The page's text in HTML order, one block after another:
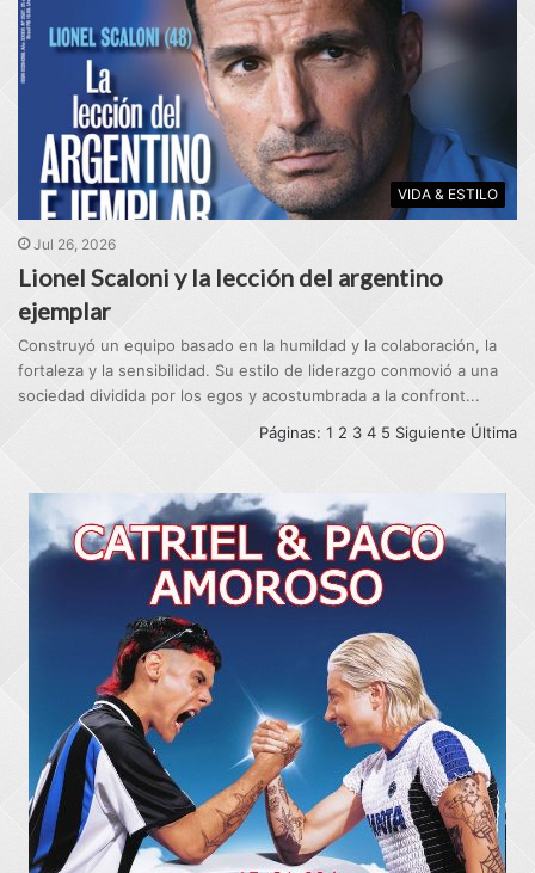
VIDA & ESTILO
Jul 26, 2026
Lionel Scaloni y la lección del argentino
ejemplar
Construyó un equipo basado en la humildad y la colaboración, la
fortaleza y la sensibilidad. Su estilo de liderazgo conmovió a una
sociedad dividida por los egos y acostumbrada a la confront...
Páginas: 1 2 3 4 5 Siguiente Última